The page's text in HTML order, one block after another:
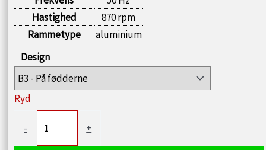
Hastighed
870 rpm
Rammetype
aluminium
Design
Ryd
-
motor
+